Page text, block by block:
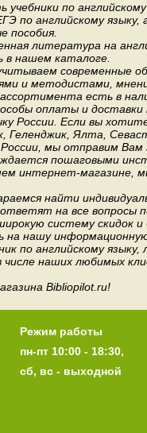
по
по английскому
пособия.
литература на
нашем каталоге.
современные
и методистами,
есть в
оплаты и
России. Если вы
Геленджик, Ялта,
мы отправим Вам
пошаговыми
интернет-магазине,
найти
на все вопросы
систему скидок
на нашу
по английскому
числе наших любимых
Bibliopilot.ru!
Режим работы
пн-пт 10:00 - 18:30,
сб, вс - выходной